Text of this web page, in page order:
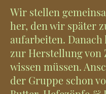
Wir stellen
her, den wir später
aufarbeiten. Danach
zur Herstellung von
wissen müssen.
der Gruppe schon